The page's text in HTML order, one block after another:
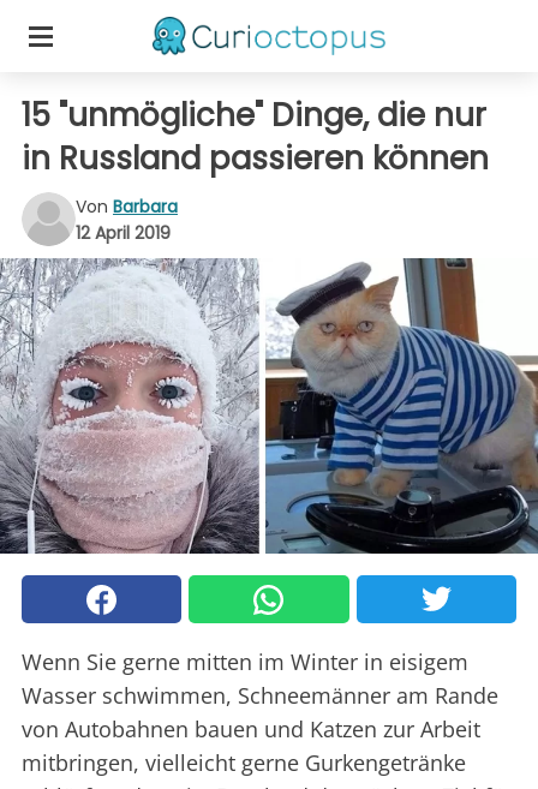
15 "unmögliche" Dinge, die nur
in Russland passieren können
Von Barbara
12 April 2019
Wenn Sie gerne mitten im Winter in eisigem
Wasser schwimmen, Schneemänner am Rande
von Autobahnen bauen und Katzen zur Arbeit
mitbringen, vielleicht gerne Gurkengetränke